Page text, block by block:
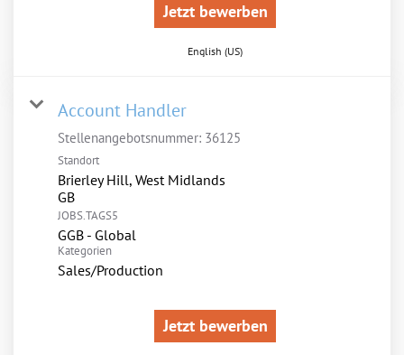
Jetzt bewerben
English (US)
Account Handler
Stellenangebotsnummer: 36125
Standort
Brierley Hill, West Midlands
JOBS.TAGS5
GGB - Global
Kategorien
Sales/Production
Jetzt bewerben